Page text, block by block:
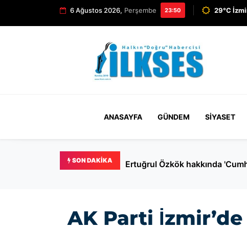
6 Ağustos 2026, Perşembe 23:50 29°C
ANASAYFA GÜNDEM SIYASET
SON DAKIKA Ertuğrul Özkök hakkında
AK Parti